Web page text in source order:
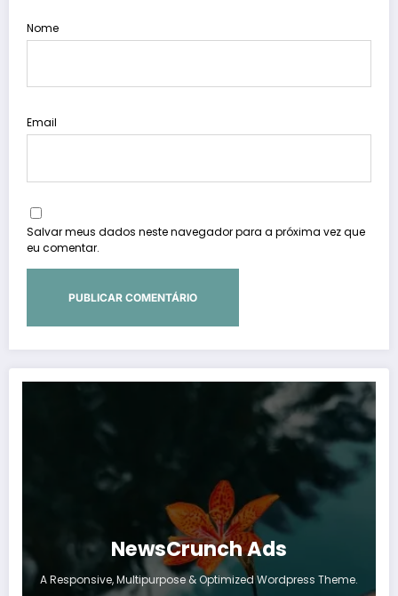
Nome
Email
Salvar meus dados neste navegador para a próxima vez que
eu comentar.
NewsCrunch Ads
A Responsive, Multipurpose & Optimized Wordpress Theme.